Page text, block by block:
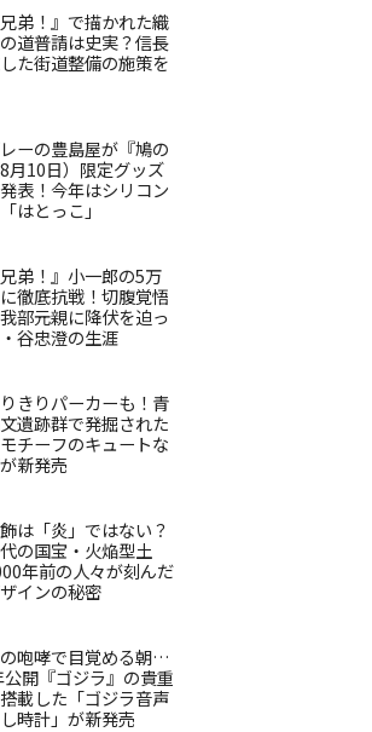
兄弟！』で描かれた織
道普請は史実？信長
た街道整備の施策を
ーの豊島屋が『鳩の
月10日）限定グッズ
表！今年はシリコン
はとっこ」
兄弟！』小一郎の5万
徹底抗戦！切腹覚悟
部元親に降伏を迫っ
谷忠澄の生涯
きりパーカーも！青
遺跡群で発掘された
チーフのキュートな
新発売
は「炎」ではない？
の国宝・火焔型土
年前の人々が刻んだ
インの秘密
咆哮で目覚める朝…
開『ゴジラ』の貴重
載した「ゴジラ音声
時計」が新発売